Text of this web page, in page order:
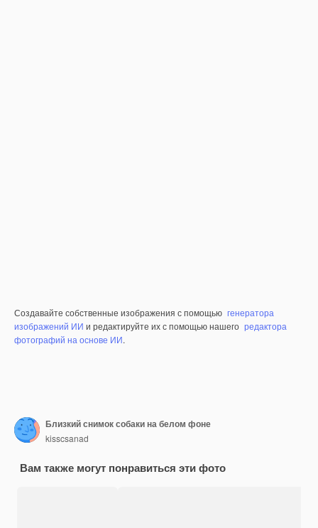
Создавайте собственные изображения с помощью генератора
изображений ИИ и редактируйте их с помощью нашего редактора
фотографий на основе ИИ.
Близкий снимок собаки на белом фоне
kisscsanad
Вам также могут понравиться эти фото